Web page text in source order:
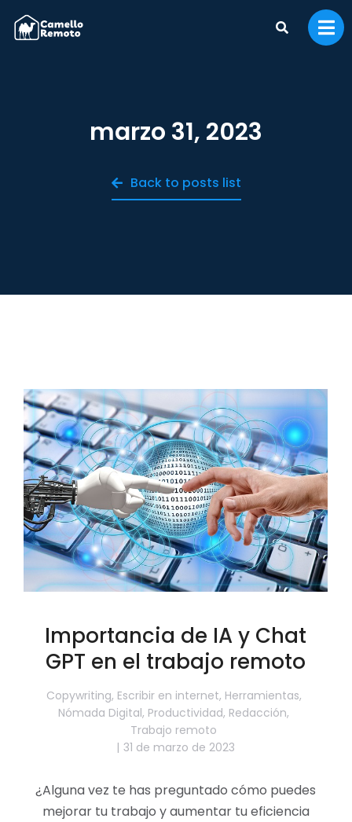
marzo 31, 2023
Back to posts list
Importancia de IA y Chat
GPT en el trabajo remoto
Copywriting, Escribir en internet, Herramientas,
Nómada Digital, Productividad, Redacción,
Trabajo remoto
31 de marzo de 2023
¿Alguna vez te has preguntado cómo puedes
mejorar tu trabajo y aumentar tu eficiencia